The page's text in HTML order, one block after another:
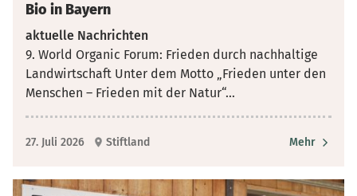
Bio in Bayern
aktuelle Nachrichten
9. World Organic Forum: Frieden durch nachhaltige
Landwirtschaft Unter dem Motto „Frieden unter den
Menschen – Frieden mit der Natur“...
27. Juli 2026 Stiftland Mehr